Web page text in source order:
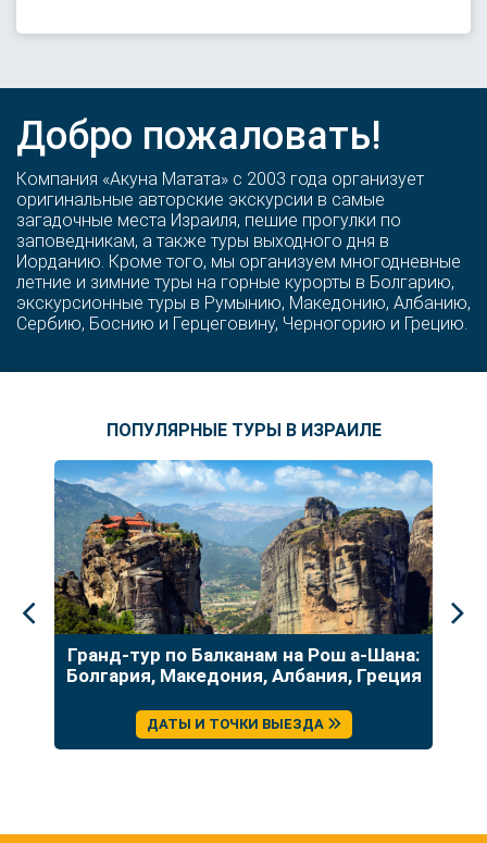
Добро пожаловать!
Компания «Акуна Матата» с 2003 года организует
оригинальные авторские экскурсии в самые
загадочные места Израиля, пешие прогулки по
заповедникам, а также туры выходного дня в
Иорданию. Кроме того, мы организуем многодневные
летние и зимние туры на горные курорты в Болгарию,
экскурсионные туры в Румынию, Македонию, Албанию,
Сербию, Боснию и Герцеговину, Черногорию и Грецию.
ПОПУЛЯРНЫЕ ТУРЫ В ИЗРАИЛЕ
Гранд-тур по Балканам на Рош а-Шана:
Болгария, Македония, Албания, Греция
ДАТЫ И ТОЧКИ ВЫЕЗДА